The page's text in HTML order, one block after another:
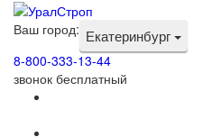
Ваш город: Екатеринбург
8-800-333-13-44
звонок бесплатный